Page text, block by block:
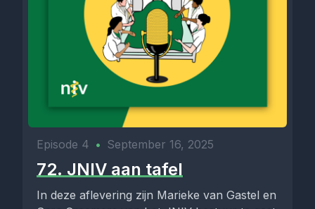
Episode 4 • September 16, 2025
72. JNIV aan tafel
In deze aflevering zijn Marieke van Gastel en